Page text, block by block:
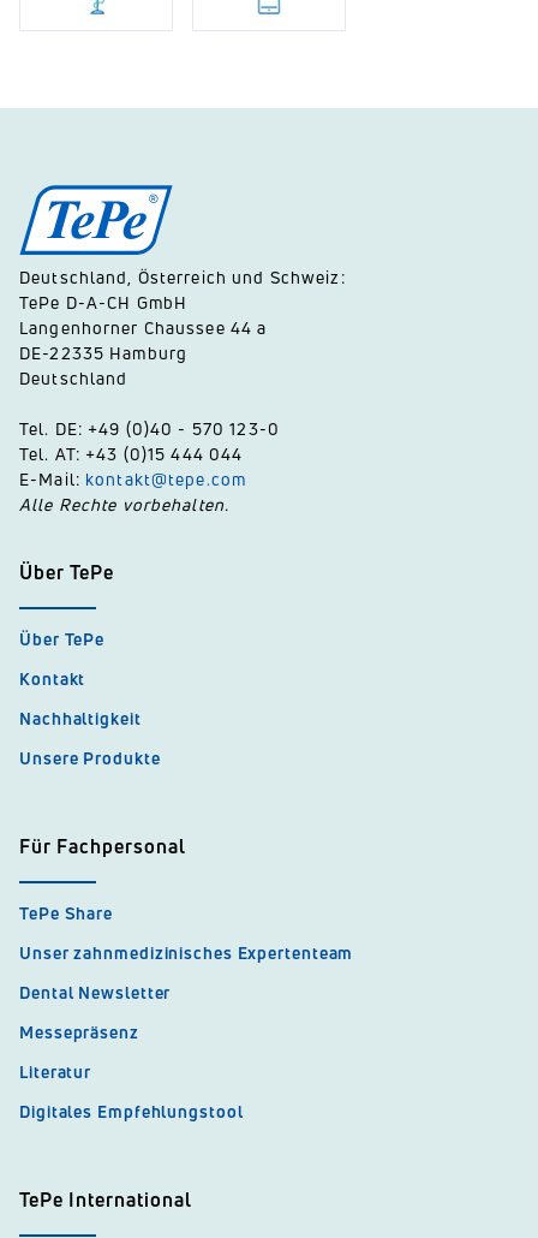
Deutschland, Österreich und Schweiz:
TePe D-A-CH GmbH
Langenhorner Chaussee 44 a
DE-22335 Hamburg
Deutschland
Tel. DE: +49 (0)40 - 570 123-0
Tel. AT: +43 (0)15 444 044
E-Mail: kontakt@tepe.com
Alle Rechte vorbehalten.
Über TePe
Über TePe
Kontakt
Nachhaltigkeit
Unsere Produkte
Für Fachpersonal
TePe Share
Unser zahnmedizinisches Expertenteam
Dental Newsletter
Messepräsenz
Literatur
Digitales Empfehlungstool
TePe International